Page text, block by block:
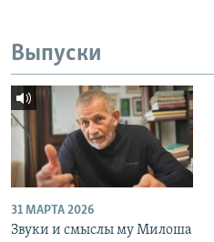
Выпуски
31 МАРТА 2026
Звуки и смыслы му Милоша